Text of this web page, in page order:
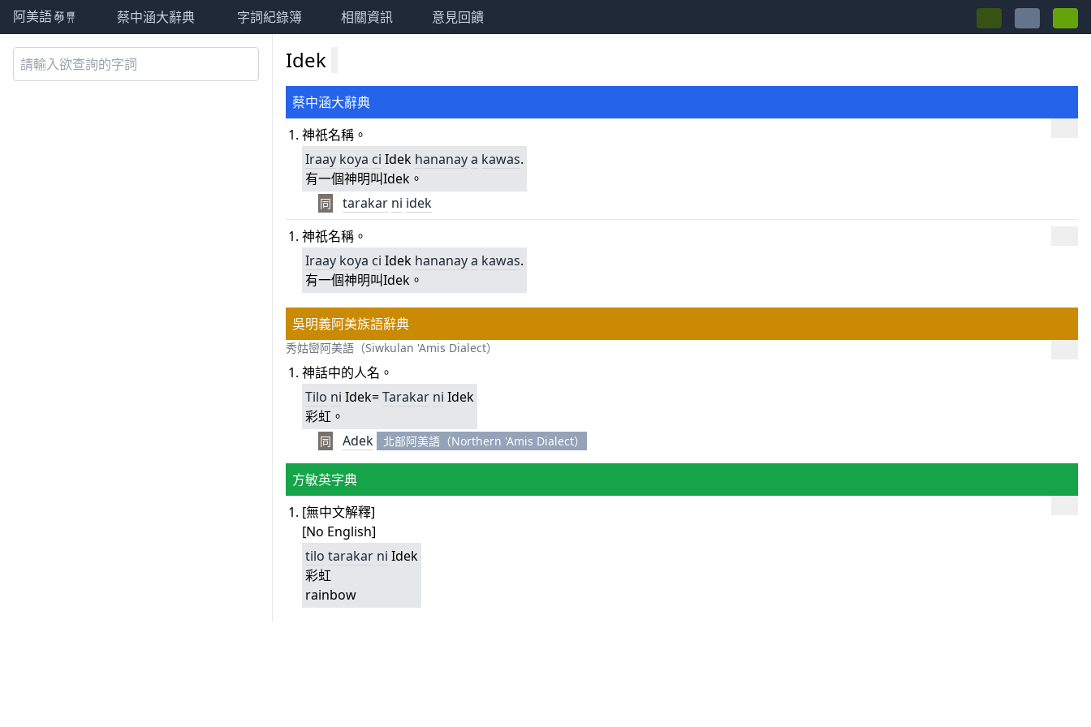
阿美語萌典 蔡中涵大辭典 字詞紀錄簿 相關資訊 意見回饋
Idek
蔡中涵大辭典
神祇名稱。
Iraay koya ci Idek hananaya kawas.
有一個神明叫Idek。
同 tarakar ni idek
神祇名稱。
Iraay koya ci Idek hananaya kawas.
有一個神明叫Idek。
吳明義阿美族語辭典
秀姑巒阿美語（Siwkulan 'Amis Dialect）
神話中的人名。
Tilo ni Idek=Tarakar ni Idek
彩虹。
同 Adek 北部阿美語（Northern 'Amis Dialect）
方敏英字典
[無中文解釋]
[No English]
tilo tarakar ni Idek
彩虹
rainbow